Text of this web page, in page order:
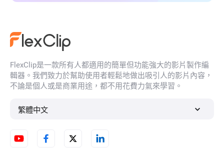
FlexClip是一款所有人都適用的簡單但功能強大的影片製作編
輯器。我們致力於幫助使用者輕鬆地做出吸引人的影片內容，
不論是個人或是商業用途，都不用花費力氣來學習。
繁體中文